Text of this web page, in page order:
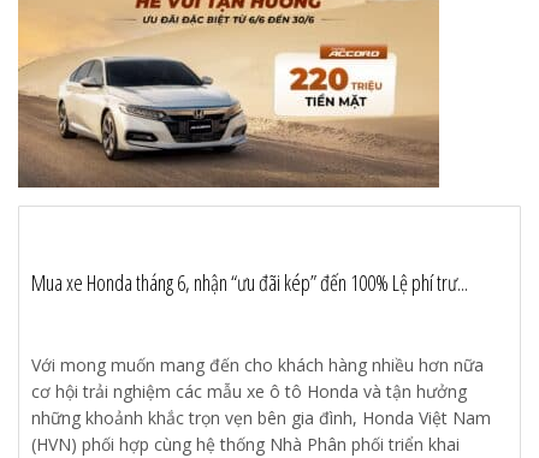
Mua xe Honda tháng 6, nhận “ưu đãi kép” đến 100% Lệ phí trư...
Với mong muốn mang đến cho khách hàng nhiều hơn nữa
cơ hội trải nghiệm các mẫu xe ô tô Honda và tận hưởng
những khoảnh khắc trọn vẹn bên gia đình, Honda Việt Nam
(HVN) phối hợp cùng hệ thống Nhà Phân phối triển khai